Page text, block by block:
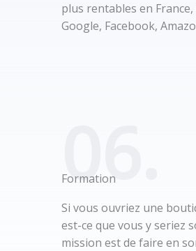
plus rentables en
Google, Facebook,
06.
Formation
Si vous ouvriez une
est-ce que vous y seriez
mission est de faire en